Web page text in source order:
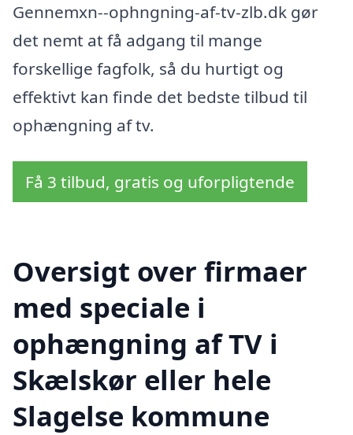
Gennemxn--ophngning-af-tv-zlb.dk gør
det nemt at få adgang til mange
forskellige fagfolk, så du hurtigt og
effektivt kan finde det bedste tilbud til
ophængning af tv.
Få 3 tilbud, gratis og uforpligtende
Oversigt over firmaer
med speciale i
ophængning af TV i
Skælskør eller hele
Slagelse kommune